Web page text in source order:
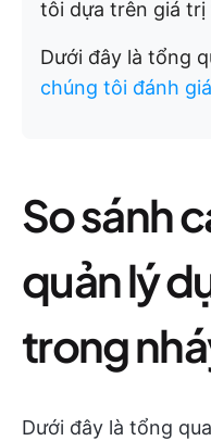
tôi dựa trên giá trị
Dưới đây là tổng
chúng tôi đánh
So sánh
quản lý
trong
Dưới đây là tổng